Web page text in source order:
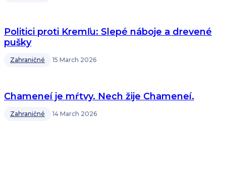
Politici proti Kremľu: Slepé náboje a drevené
pušky
Zahraničné 15 March 2026
Chameneí je mŕtvy. Nech žije Chameneí.
Zahraničné 14 March 2026